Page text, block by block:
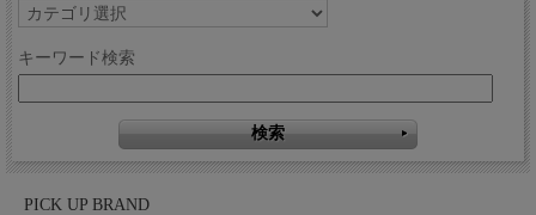
キーワード検索
PICK UP BRAND